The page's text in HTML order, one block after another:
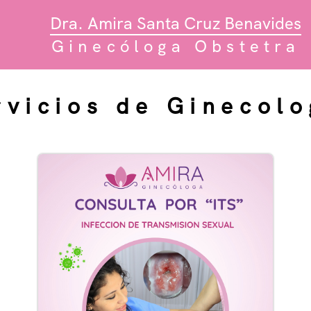
Dra. Amira Santa Cruz Benavides
Ginecóloga Obstetra
de